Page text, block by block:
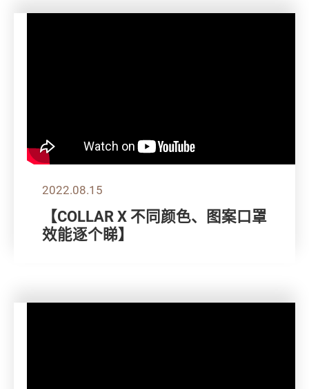
2022.08.15
【COLLAR X 不同颜色、图案口罩
效能逐个睇】